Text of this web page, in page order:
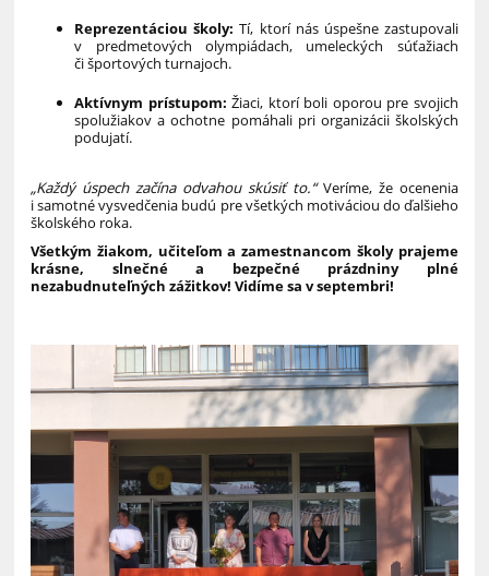
Reprezentáciou školy: Tí, ktorí nás úspešne zastupovali
v predmetových olympiádach, umeleckých súťažiach
či športových turnajoch.
Aktívnym prístupom: Žiaci, ktorí boli oporou pre svojich
spolužiakov a ochotne pomáhali pri organizácii školských
podujatí.
„Každý úspech začína odvahou skúsiť to.“Veríme, že ocenenia
i samotné vysvedčenia budú pre všetkých motiváciou do ďalšieho
školského roka.
Všetkým žiakom, učiteľom a zamestnancom školy prajeme
krásne, slnečné a bezpečné prázdniny plné
nezabudnuteľných zážitkov! Vidíme sa v septembri!